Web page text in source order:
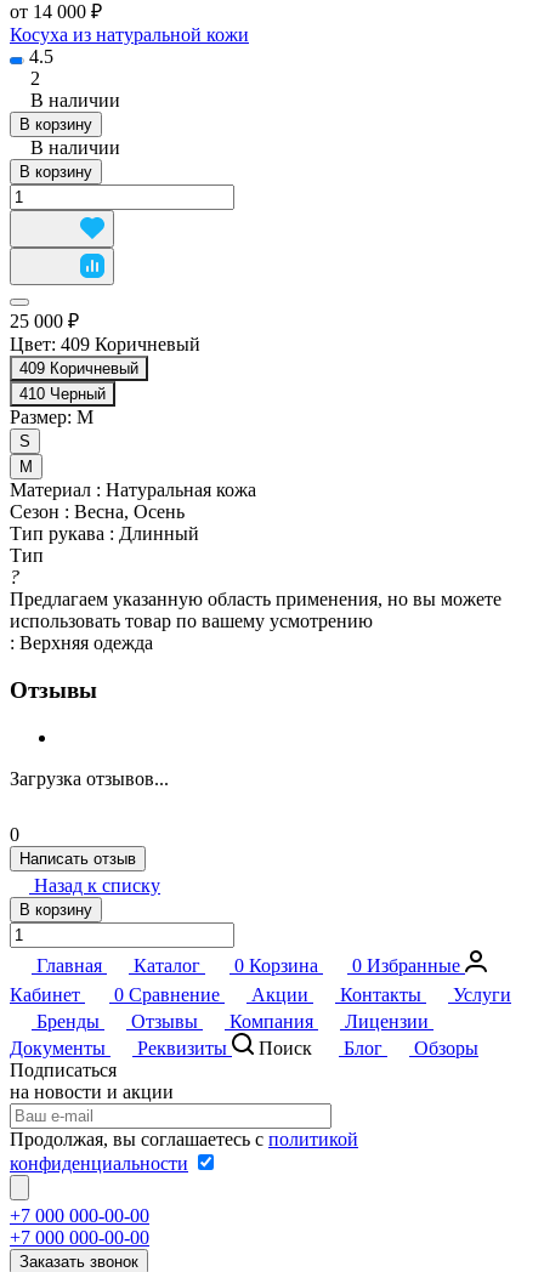
от 14 000 ₽
Косуха из натуральной кожи
4.5
2
В наличии
В корзину
В наличии
В корзину
25 000 ₽
Цвет: 409 Коричневый
409 Коричневый
410 Черный
Размер: M
S
M
Материал : Натуральная кожа
Сезон : Весна, Осень
Тип рукава : Длинный
Тип
?
Предлагаем указанную область применения, но вы можете
использовать товар по вашему усмотрению
: Верхняя одежда
Отзывы
Загрузка отзывов...
0
Написать отзыв
Назад к списку
В корзину
Главная Каталог 0 Корзина 0 Избранные
Кабинет
0 Сравнение Акции Контакты
Услуги
Бренды
Отзывы Компания
Лицензии
Документы
Реквизиты Поиск Блог
Обзоры
Подписаться
на новости и акции
Продолжая, вы соглашаетесь с политикой
конфиденциальности
+7 000 000-00-00
+7 000 000-00-00
Заказать звонок